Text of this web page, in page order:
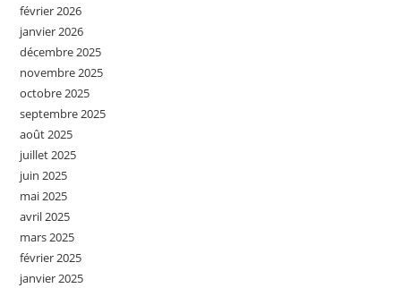
février 2026
janvier 2026
décembre 2025
novembre 2025
octobre 2025
septembre 2025
août 2025
juillet 2025
juin 2025
mai 2025
avril 2025
mars 2025
février 2025
janvier 2025